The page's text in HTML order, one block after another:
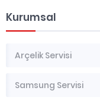
Kurumsal
Arçelik Servisi
Samsung Servisi